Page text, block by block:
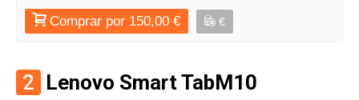
Comprar por 150,00 € €
2 Lenovo Smart TabM10